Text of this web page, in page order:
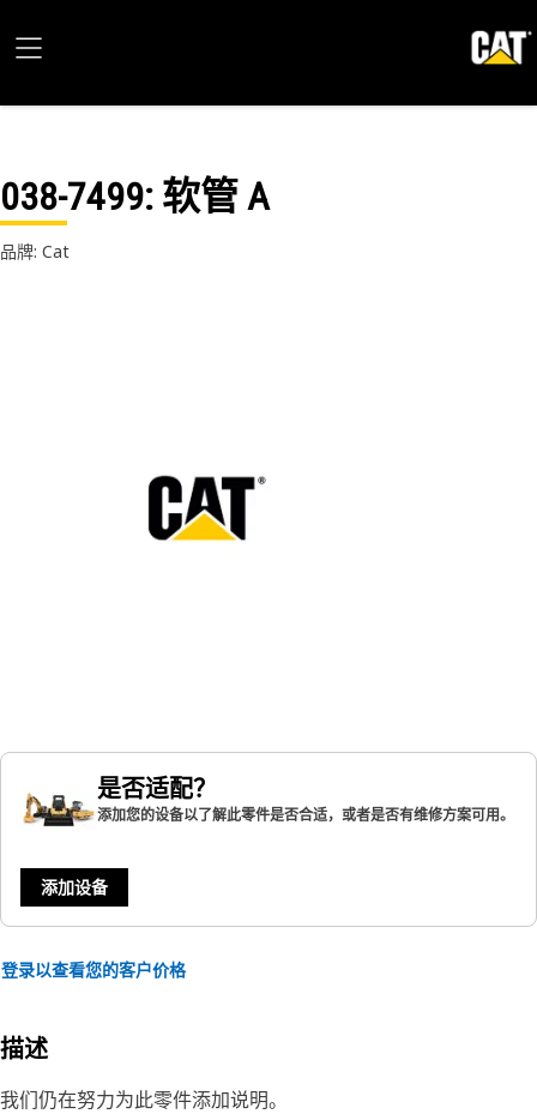
038-7499: 软管 A
品牌: Cat
是否适配？
添加您的设备以了解此零件是否合适，或者是否有维修方案可用。
添加设备
登录以查看您的客户价格
描述
我们仍在努力为此零件添加说明。